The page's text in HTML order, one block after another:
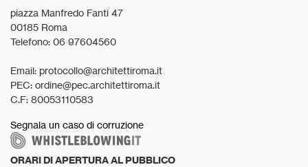
piazza Manfredo Fanti 47
00185 Roma
Telefono: 06 97604560
Email: protocollo@architettiroma.it
PEC: ordine@pec.architettiroma.it
C.F: 80053110583
Segnala un caso di corruzione
ORARI DI APERTURA AL PUBBLICO